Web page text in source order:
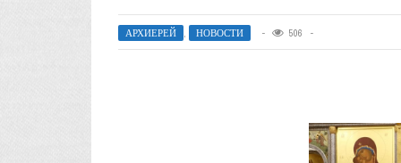
АРХИЕРЕЙ , НОВОСТИ 506